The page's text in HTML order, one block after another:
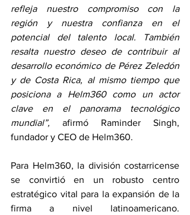
refleja nuestro compromiso con la
región y nuestra confianza en el
potencial del talento local. También
resalta nuestro deseo de contribuir al
desarrollo económico de Pérez Zeledón
y de Costa Rica, al mismo tiempo que
posiciona a Helm360 como un actor
clave en el panorama tecnológico
mundial”, afirmó Raminder Singh,
fundador y CEO de Helm360.
Para Helm360, la división costarricense
se convirtió en un robusto centro
estratégico vital para la expansión de la
firma a nivel latinoamericano.